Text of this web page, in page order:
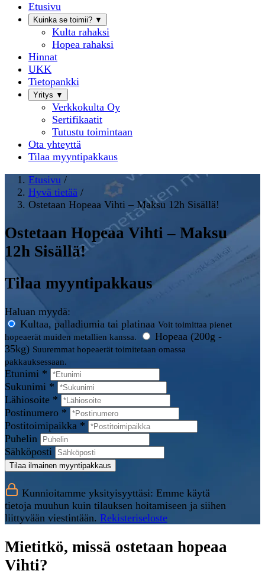
Etusivu
Kuinka se toimii? ▼
Kulta rahaksi
Hopea rahaksi
Hinnat
UKK
Tietopankki
Yritys ▼
Verkkokulta Oy
Sertifikaatit
Tutustu toimintaan
Ota yhteyttä
Tilaa myyntipakkaus
Etusivu /
Hyvä tietää /
Ostetaan Hopeaa Vihti – Maksu 12h Sisällä!
Ostetaan Hopeaa Vihti – Maksu
12h Sisällä!
Tilaa myyntipakkaus
Haluan myydä:
Kultaa, palladiumia tai platinaa Voit toimittaa pienet
hopeaerät muiden metallien kanssa.
Hopeaa (200g -
35kg) Suuremmat hopeaerät toimitetaan omassa
pakkauksessaan.
Etunimi *
Sukunimi *
Lähiosoite *
Postinumero *
Postitoimipaikka *
Puhelin
Sähköposti
Tilaa ilmainen myyntipakkaus
Kunnioitamme yksityisyyttäsi: Emme käytä
tietoja muuhun kuin tilauksen hoitamiseen ja siihen
liittyvään viestintään. Rekisteriseloste
Mietitkö, missä ostetaan hopeaa
Vihti?